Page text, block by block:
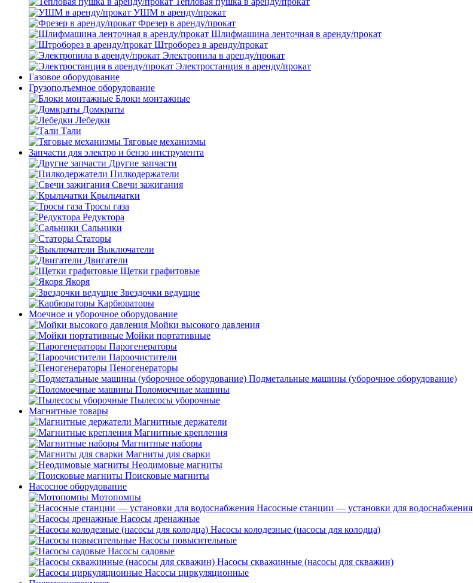
УШМ в аренду/прокат
Фрезер в аренду/прокат
Шлифмашина ленточная в аренду/прокат
Штроборез в аренду/прокат
Электропила в аренду/прокат
Электростанция в аренду/прокат
Газовое оборудование
Грузоподъемное оборудование
Блоки монтажные
Домкраты
Лебедки
Тали
Тяговые механизмы
Запчасти для электро и бензо инструмента
Другие запчасти
Пилкодержатели
Свечи зажигания
Крыльчатки
Тросы газа
Редуктора
Сальники
Статоры
Выключатели
Двигатели
Щетки графитовые
Якоря
Звездочки ведущие
Карбюраторы
Моечное и уборочное оборудование
Мойки высокого давления
Мойки портативные
Парогенераторы
Пароочистители
Пеногенераторы
Подметальные машины (уборочное оборудование)
Поломоечные машины
Пылесосы уборочные
Магнитные товары
Магнитные держатели
Магнитные крепления
Магнитные наборы
Магниты для сварки
Неодимовые магниты
Поисковые магниты
Насосное оборудование
Мотопомпы
Насосные станции — установки для водоснабжения
Насосы дренажные
Насосы колодезные (насосы для колодца)
Насосы повысительные
Насосы садовые
Насосы скважинные (насосы для скважин)
Насосы циркуляционные